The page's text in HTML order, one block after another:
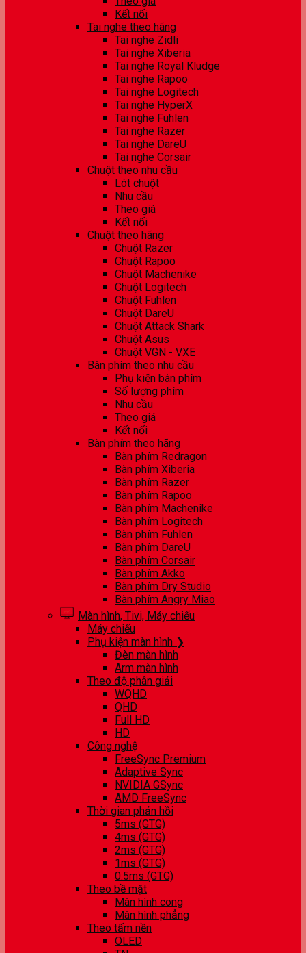
Kết nối
Tai nghe theo hãng
Tai nghe Zidli
Tai nghe Xiberia
Tai nghe Royal Kludge
Tai nghe Rapoo
Tai nghe Logitech
Tai nghe HyperX
Tai nghe Fuhlen
Tai nghe Razer
Tai nghe DareU
Tai nghe Corsair
Chuột theo nhu cầu
Lót chuột
Nhu cầu
Theo giá
Kết nối
Chuột theo hãng
Chuột Razer
Chuột Rapoo
Chuột Machenike
Chuột Logitech
Chuột Fuhlen
Chuột DareU
Chuột Attack Shark
Chuột Asus
Chuột VGN - VXE
Bàn phím theo nhu cầu
Phụ kiện bàn phím
Số lượng phím
Nhu cầu
Theo giá
Kết nối
Bàn phím theo hãng
Bàn phím Redragon
Bàn phím Xiberia
Bàn phím Razer
Bàn phím Rapoo
Bàn phím Machenike
Bàn phím Logitech
Bàn phím Fuhlen
Bàn phím DareU
Bàn phím Corsair
Bàn phím Akko
Bàn phím Dry Studio
Bàn phím Angry Miao
Màn hình, Tivi, Máy chiếu
Máy chiếu
Phụ kiện màn hình ❯
Đèn màn hình
Arm màn hình
Theo độ phân giải
WQHD
QHD
Full HD
HD
Công nghệ
FreeSync Premium
Adaptive Sync
NVIDIA GSync
AMD FreeSync
Thời gian phản hồi
5ms (GTG)
4ms (GTG)
2ms (GTG)
1ms (GTG)
0.5ms (GTG)
Theo bề mặt
Màn hình cong
Màn hình phẳng
Theo tấm nền
OLED